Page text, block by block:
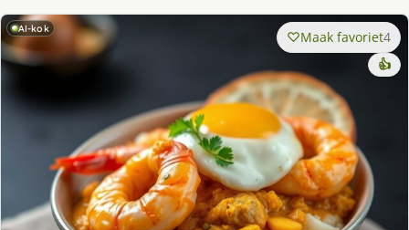
AI-kok Maak favoriet4
👍